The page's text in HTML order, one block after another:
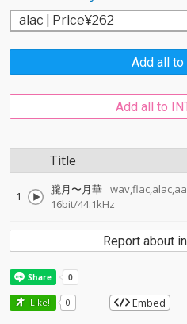
Add all to
Add all to
Title
1 朧月〜月華
16bit/44.1kHz
Report about
Like! 0 Embed